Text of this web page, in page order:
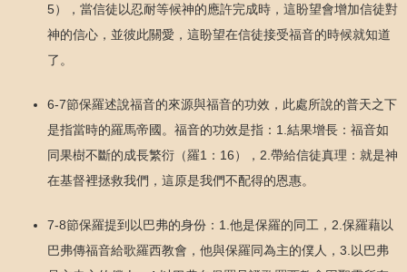
5），當信徒以忍耐等候神的應許完成時，這盼望會增加信徒對
神的信心，並彼此關愛，這盼望在信徒接受福音的時候就知道
了。
6-7節保羅述說福音的來源與福音的功效，此處所說的普天之下
是指當時的羅馬帝國。福音的功效是指：1.結果增長：福音如
同果樹不斷的成長繁衍（羅1：16），2.帶給信徒真理：就是神
在基督裡拯救我們，這原是我們不配得的恩惠。
7-8節保羅提到以巴弗的身份：1.他是保羅的同工，2.保羅藉以
巴弗傳福音給歌羅西教會，他與保羅同為主的僕人，3.以巴弗